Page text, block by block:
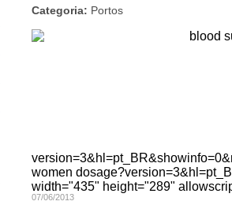
Categoria: Portos
blood
women dosage
width="435" height="289"
07/06/2013